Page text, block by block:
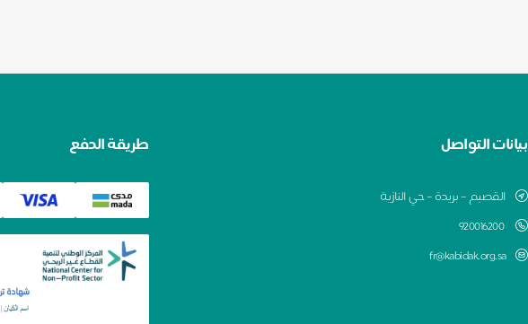
بيانات التواصل
القصيم – بريدة – حي النازية
920016200
fr@kabidak.org.sa
طريقة الدفع